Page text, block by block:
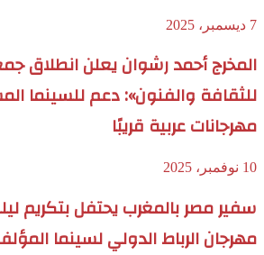
7 ديسمبر، 2025
المخرج أحمد رشوان يعلن انطلاق
للثقافة والفنون»: دعم للسينما
مهرجانات عربية قريبًا
10 نوفمبر، 2025
سفير مصر بالمغرب يحتفل بتكريم
مهرجان الرباط الدولي لسينما